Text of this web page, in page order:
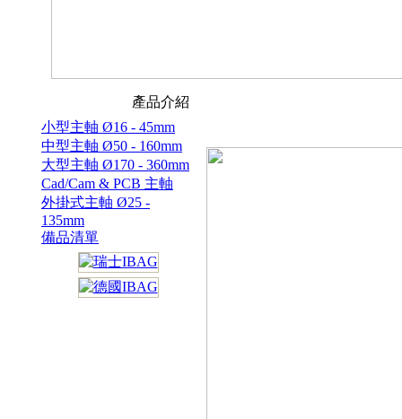
產品介紹
小型主軸 Ø16 - 45mm
中型主軸 Ø50 - 160mm
大型主軸 Ø170 - 360mm
Cad/Cam & PCB 主軸
外掛式主軸 Ø25 -
135mm
備品清單